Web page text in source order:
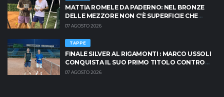
MATTIA ROMELE DA PADERNO: NEL BRONZE
DELLE MEZZORE NON C'È SUPERFICIE CHE
TENGA
07 AGOSTO 2026
TAPPE
FINALE SILVER AL RIGAMONTI : MARCO USSOLI
CONQUISTA IL SUO PRIMO TITOLO CONTRO
MASSIMO CRISCIONE
07 AGOSTO 2026